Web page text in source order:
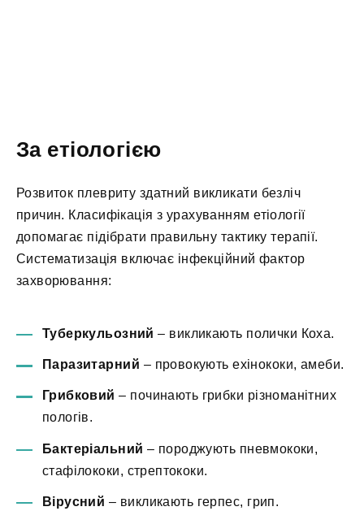
За етіологією
Розвиток плевриту здатний викликати безліч
причин. Класифікація з урахуванням етіології
допомагає підібрати правильну тактику терапії.
Систематизація включає інфекційний фактор
захворювання:
Туберкульозний – викликають полички Коха.
Паразитарний – провокують ехінококи, амеби.
Грибковий – починають грибки різноманітних
пологів.
Бактеріальний – породжують пневмококи,
стафілококи, стрептококи.
Вірусний – викликають герпес, грип.